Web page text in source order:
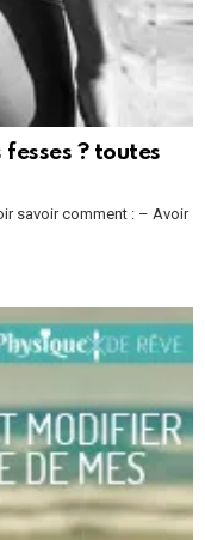
? toutes
savoir comment : – Avoir